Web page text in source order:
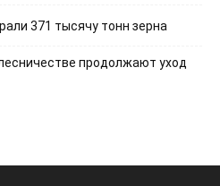
371 тысячу тонн зерна
продолжают уход